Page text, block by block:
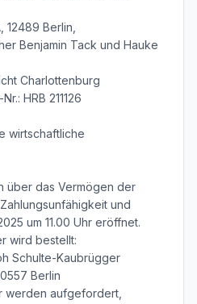
12489 Berlin,
Benjamin Tack und Hauke
Charlottenburg
HRB 211126
wirtschaftliche
über das Vermögen der
und
um 11.00 Uhr eröffnet.
wird bestellt:
Schulte-Kaubrügger
Berlin
werden aufgefordert,